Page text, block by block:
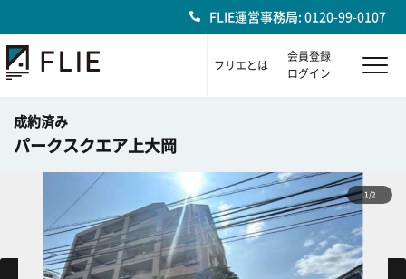
FLIE運営事務局: 0120-99-0107
フリエとは
会員登録
ログイン
成約済み
パークスクエア上大岡
1/2